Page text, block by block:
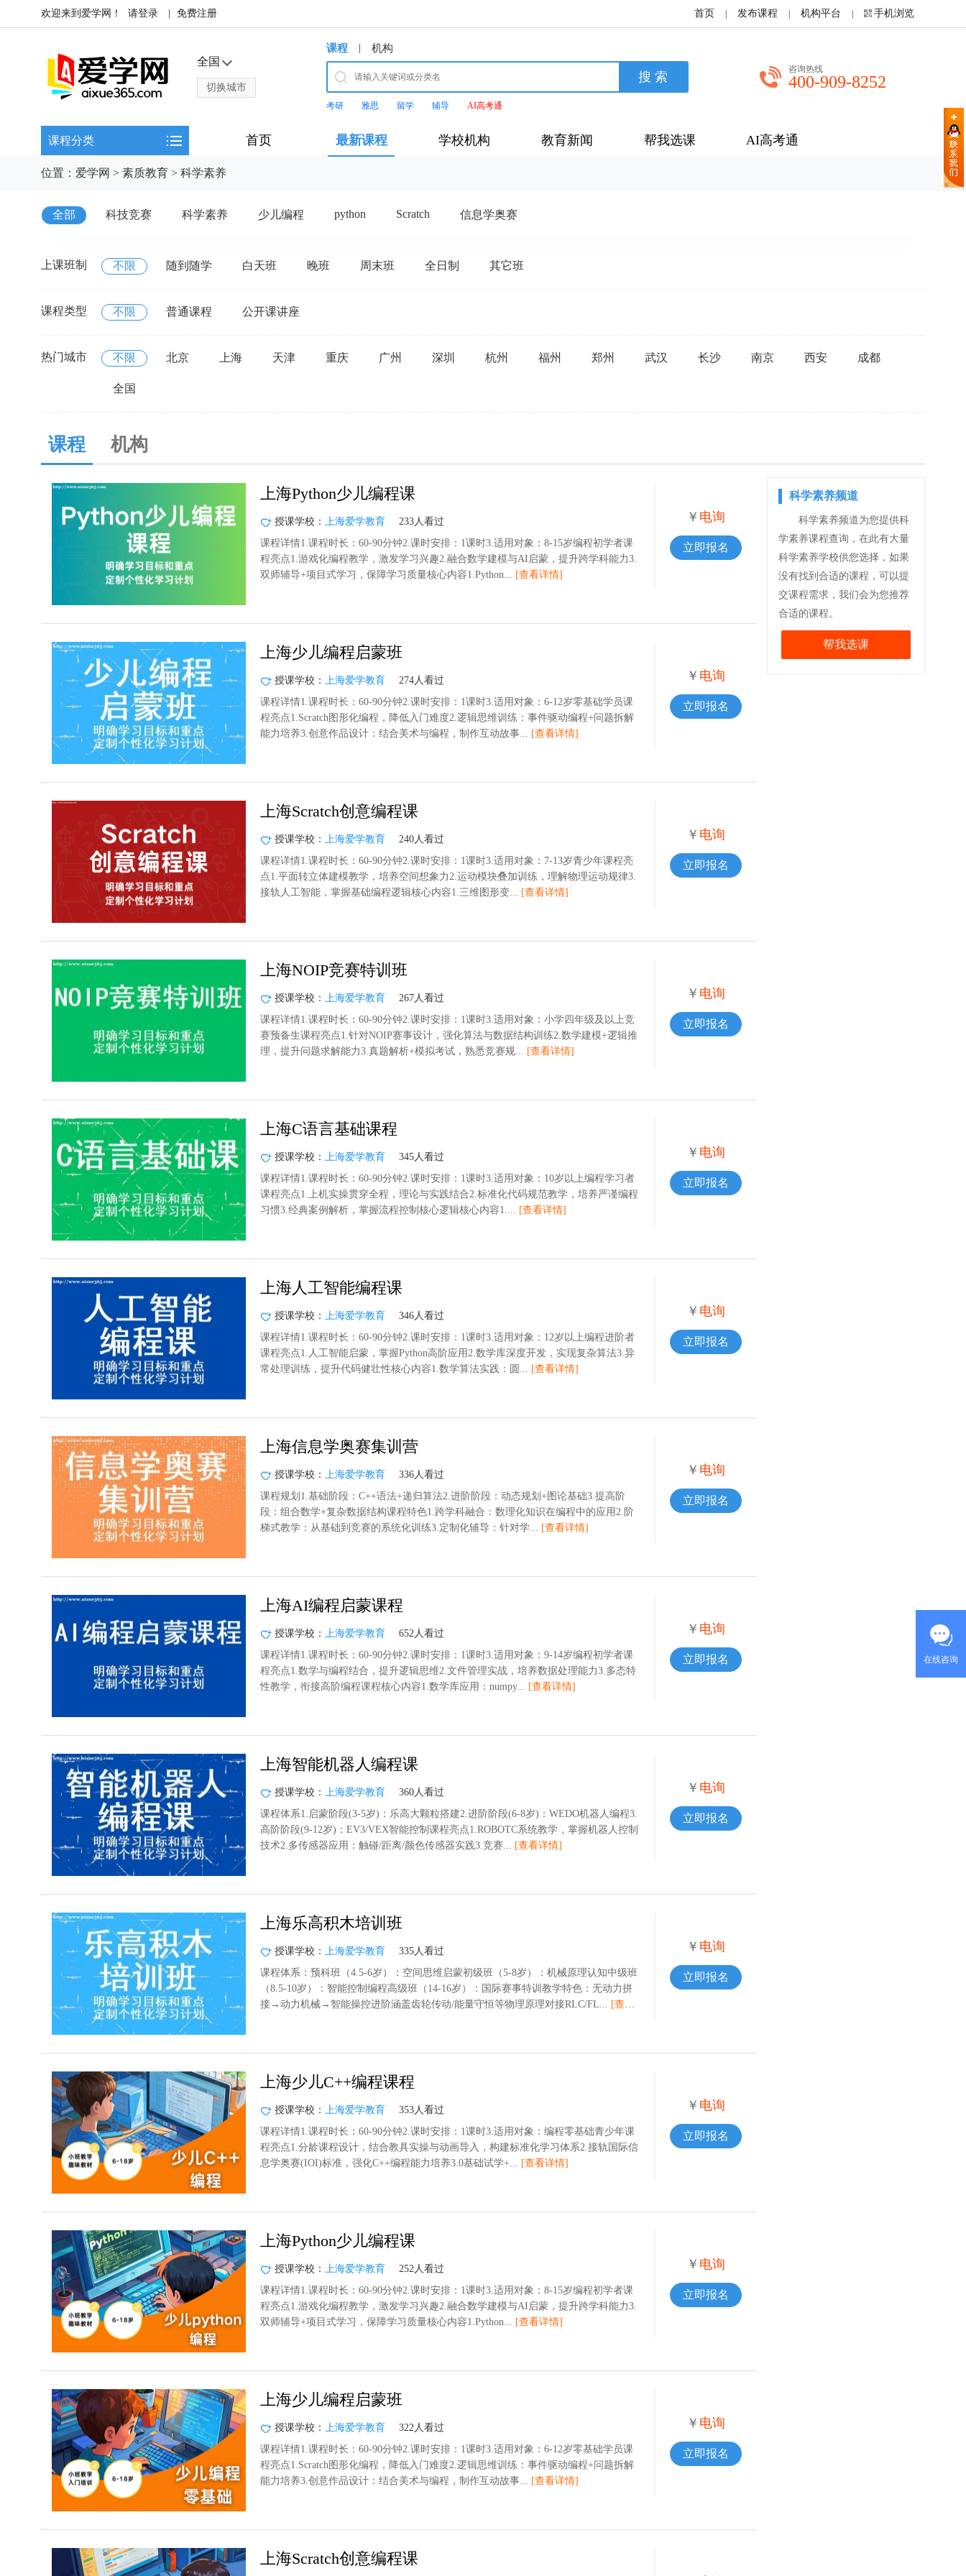
欢迎来到爱学网！ 请登录 免费注册 首页 发布课程 机构平台 手机浏览
全国
切换城市
课程 | 机构
考研 雅思 留学 辅导 AI高考通
咨询热线
400-909-8252
课程分类 首页 最新课程 学校机构 教育新闻 帮我选课 AI高考通
位置： 爱学网 > 素质教育 > 科学素养
全部 科技竞赛 科学素养 少儿编程 python Scratch 信息学奥赛
上课班制 不限 随到随学 白天班 晚班 周末班 全日制 其它班
课程类型 不限 普通课程 公开课讲座
热门城市 不限 北京 上海 天津 重庆 广州 深圳 杭州 福州 郑州 武汉 长沙 南京 西安 成都
全国
课程 机构
上海Python少儿编程课
授课学校： 上海爱学教育
233人看过
课程详情1.课程时长：60-90分钟2.课时安排：1课时3.适用对象：8-15岁编程初学者课
程亮点1.游戏化编程教学，激发学习兴趣2.融合数学建模与AI启蒙，提升跨学科能力3.
双师辅导+项目式学习，保障学习质量核心内容1.Python... [查看详情]
￥ 电询
立即报名
上海少儿编程启蒙班
授课学校： 上海爱学教育
274人看过
课程详情1.课程时长：60-90分钟2.课时安排：1课时3.适用对象：6-12岁零基础学员课
程亮点1.Scratch图形化编程，降低入门难度2.逻辑思维训练：事件驱动编程+问题拆解
能力培养3.创意作品设计：结合美术与编程，制作互动故事... [查看详情]
￥ 电询
立即报名
上海Scratch创意编程课
授课学校： 上海爱学教育
240人看过
课程详情1.课程时长：60-90分钟2.课时安排：1课时3.适用对象：7-13岁青少年课程亮
点1.平面转立体建模教学，培养空间想象力2.运动模块叠加训练，理解物理运动规律3.
接轨人工智能，掌握基础编程逻辑核心内容1.三维图形变... [查看详情]
￥ 电询
立即报名
上海NOIP竞赛特训班
授课学校： 上海爱学教育
267人看过
课程详情1.课程时长：60-90分钟2.课时安排：1课时3.适用对象：小学四年级及以上竞
赛预备生课程亮点1.针对NOIP赛事设计，强化算法与数据结构训练2.数学建模+逻辑推
理，提升问题求解能力3.真题解析+模拟考试，熟悉竞赛规... [查看详情]
￥ 电询
立即报名
上海C语言基础课程
授课学校： 上海爱学教育
345人看过
课程详情1.课程时长：60-90分钟2.课时安排：1课时3.适用对象：10岁以上编程学习者
课程亮点1.上机实操贯穿全程，理论与实践结合2.标准化代码规范教学，培养严谨编程
习惯3.经典案例解析，掌握流程控制核心逻辑核心内容1.... [查看详情]
￥ 电询
立即报名
上海人工智能编程课
授课学校： 上海爱学教育
346人看过
课程详情1.课程时长：60-90分钟2.课时安排：1课时3.适用对象：12岁以上编程进阶者
课程亮点1.人工智能启蒙，掌握Python高阶应用2.数学库深度开发，实现复杂算法3.异
常处理训练，提升代码健壮性核心内容1.数学算法实践：圆... [查看详情]
￥ 电询
立即报名
上海信息学奥赛集训营
授课学校： 上海爱学教育
336人看过
课程规划1.基础阶段：C++语法+递归算法2.进阶阶段：动态规划+图论基础3.提高阶
段：组合数学+复杂数据结构课程特色1.跨学科融合：数理化知识在编程中的应用2.阶
梯式教学：从基础到竞赛的系统化训练3.定制化辅导：针对学... [查看详情]
￥ 电询
立即报名
上海AI编程启蒙课程
授课学校： 上海爱学教育
652人看过
课程详情1.课程时长：60-90分钟2.课时安排：1课时3.适用对象：9-14岁编程初学者课
程亮点1.数学与编程结合，提升逻辑思维2.文件管理实战，培养数据处理能力3.多态特
性教学，衔接高阶编程课程核心内容1.数学库应用：numpy... [查看详情]
￥ 电询
立即报名
上海智能机器人编程课
授课学校： 上海爱学教育
360人看过
课程体系1.启蒙阶段(3-5岁)：乐高大颗粒搭建2.进阶阶段(6-8岁)：WEDO机器人编程3.
高阶阶段(9-12岁)：EV3/VEX智能控制课程亮点1.ROBOTC系统教学，掌握机器人控制
技术2.多传感器应用：触碰/距离/颜色传感器实践3.竞赛... [查看详情]
￥ 电询
立即报名
上海乐高积木培训班
授课学校： 上海爱学教育
335人看过
课程体系：预科班（4.5-6岁）：空间思维启蒙初级班（5-8岁）：机械原理认知中级班
（8.5-10岁）：智能控制编程高级班（14-16岁）：国际赛事特训教学特色：无动力拼
接→动力机械→智能操控进阶涵盖齿轮传动/能量守恒等物理原理对接RLC/FL... [查看
￥ 电询
立即报名
上海少儿C++编程课程
授课学校： 上海爱学教育
353人看过
课程详情1.课程时长：60-90分钟2.课时安排：1课时3.适用对象：编程零基础青少年课
程亮点1.分龄课程设计，结合教具实操与动画导入，构建标准化学习体系2.接轨国际信
息学奥赛(IOI)标准，强化C++编程能力培养3.0基础试学+... [查看详情]
￥ 电询
立即报名
上海Python少儿编程课
授课学校： 上海爱学教育
252人看过
课程详情1.课程时长：60-90分钟2.课时安排：1课时3.适用对象：8-15岁编程初学者课
程亮点1.游戏化编程教学，激发学习兴趣2.融合数学建模与AI启蒙，提升跨学科能力3.
双师辅导+项目式学习，保障学习质量核心内容1.Python... [查看详情]
￥ 电询
立即报名
上海少儿编程启蒙班
授课学校： 上海爱学教育
322人看过
课程详情1.课程时长：60-90分钟2.课时安排：1课时3.适用对象：6-12岁零基础学员课
程亮点1.Scratch图形化编程，降低入门难度2.逻辑思维训练：事件驱动编程+问题拆解
能力培养3.创意作品设计：结合美术与编程，制作互动故事... [查看详情]
￥ 电询
立即报名
上海Scratch创意编程课
科学素养频道
科学素养频道为您提供科
学素养课程查询，在此有大量
科学素养学校供您选择，如果
没有找到合适的课程，可以提
交课程需求，我们会为您推荐
合适的课程。
帮我选课
在线咨询